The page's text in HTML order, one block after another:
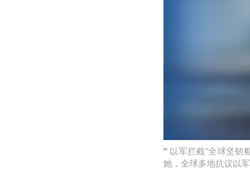
以军拦截“全球坚韧
她，全球多地抗议以